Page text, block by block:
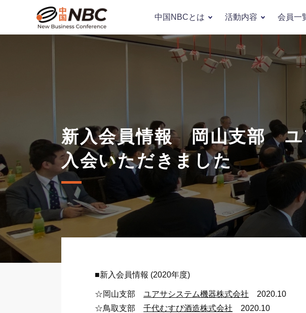
中国NBCとは 活動内容 会員一
新入会員情報 岡山支部 ユ
入会いただきました
■新入会員情報 (2020年度)
☆岡山支部ユアサシステム機器株式会社 2020.10
☆鳥取支部千代むすび酒造株式会社 2020.10